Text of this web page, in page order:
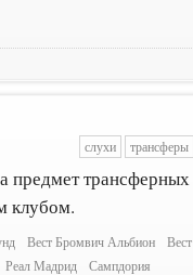
слухи трансферы
предмет трансферных
клубом.
Вест Бромвич Альбион
Вест
Реал Мадрид
Сампдория